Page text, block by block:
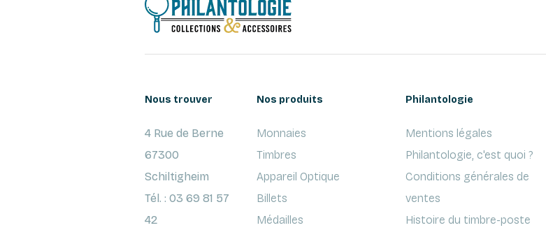
Nous trouver
4 Rue de Berne
67300
Schiltigheim
Tél. : 03 69 81 57
42
Nos produits
Monnaies
Timbres
Appareil Optique
Billets
Médailles
Philantologie
Mentions légales
Philantologie, c'est quoi ?
Conditions générales de
ventes
Histoire du timbre-poste